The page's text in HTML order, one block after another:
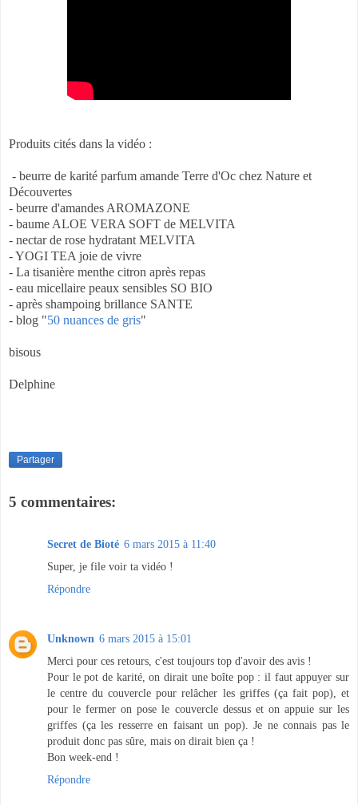
Produits cités dans la vidéo :
- beurre de karité parfum amande Terre d'Oc chez Nature et
Découvertes
- beurre d'amandes AROMAZONE
- baume ALOE VERA SOFT de MELVITA
- nectar de rose hydratant MELVITA
- YOGI TEA joie de vivre
- La tisanière menthe citron après repas
- eau micellaire peaux sensibles SO BIO
- après shampoing brillance SANTE
- blog "50 nuances de gris"
bisous
Delphine
Partager
5 commentaires:
Secret de Bioté 6 mars 2015 à 11:40
Super, je file voir ta vidéo !
Répondre
Unknown 6 mars 2015 à 15:01
Merci pour ces retours, c'est toujours top d'avoir des avis !
Pour le pot de karité, on dirait une boîte pop : il faut appuyer sur
le centre du couvercle pour relâcher les griffes (ça fait pop), et
pour le fermer on pose le couvercle dessus et on appuie sur les
griffes (ça les resserre en faisant un pop). Je ne connais pas le
produit donc pas sûre, mais on dirait bien ça !
Bon week-end !
Répondre